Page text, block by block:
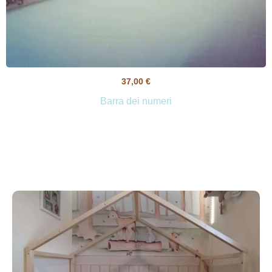
37,00 €
Barra dei numeri